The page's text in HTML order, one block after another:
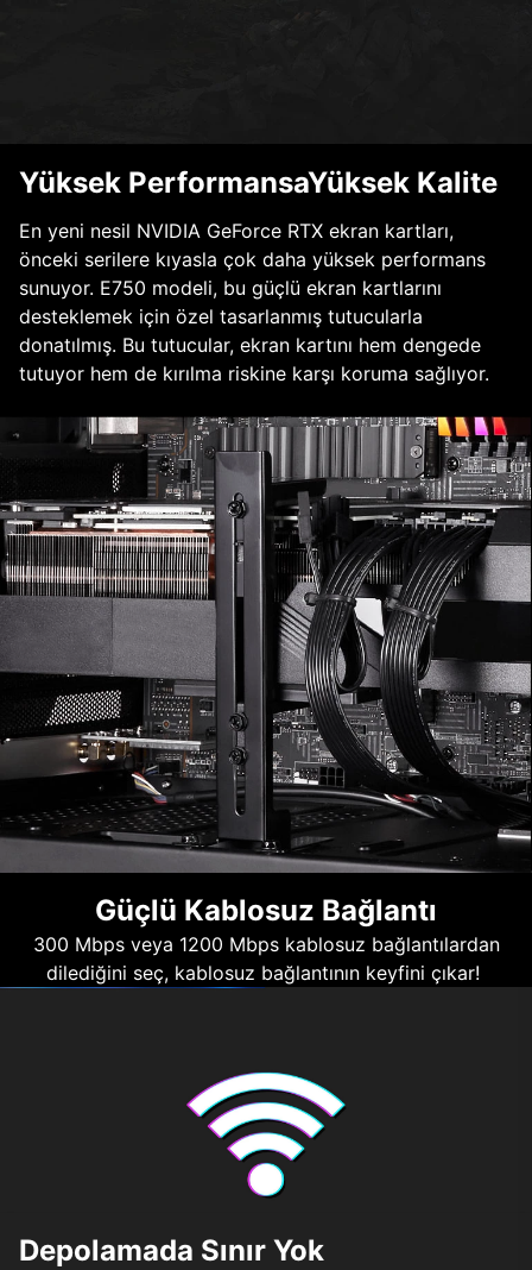
Yüksek PerformansaYüksek Kalite
En yeni nesil NVIDIA GeForce RTX ekran kartları,
önceki serilere kıyasla çok daha yüksek performans
sunuyor. E750 modeli, bu güçlü ekran kartlarını
desteklemek için özel tasarlanmış tutucularla
donatılmış. Bu tutucular, ekran kartını hem dengede
tutuyor hem de kırılma riskine karşı koruma sağlıyor.
Güçlü Kablosuz Bağlantı
300 Mbps veya 1200 Mbps kablosuz bağlantılardan
dilediğini seç, kablosuz bağlantının keyfini çıkar!
Depolamada Sınır Yok